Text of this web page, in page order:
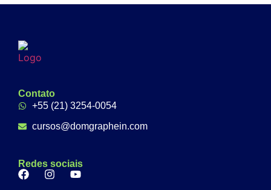
Contato
+55 (21) 3254-0054
cursos@domgraphein.com
Redes sociais